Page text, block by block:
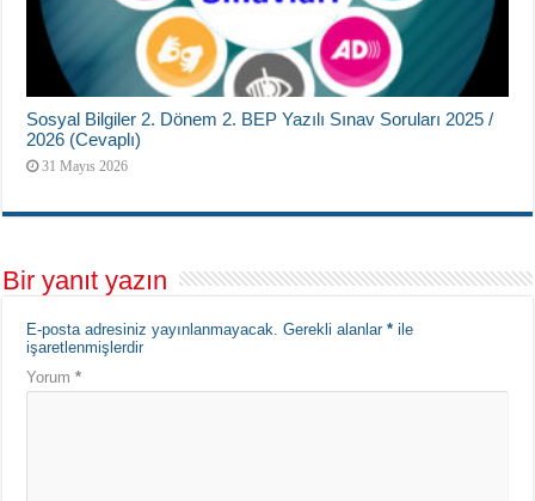
Sosyal Bilgiler 2. Dönem 2. BEP Yazılı Sınav Soruları 2025 /
2026 (Cevaplı)
31 Mayıs 2026
Bir yanıt yazın
E-posta adresiniz yayınlanmayacak. Gerekli alanlar* ile
işaretlenmişlerdir
Yorum*